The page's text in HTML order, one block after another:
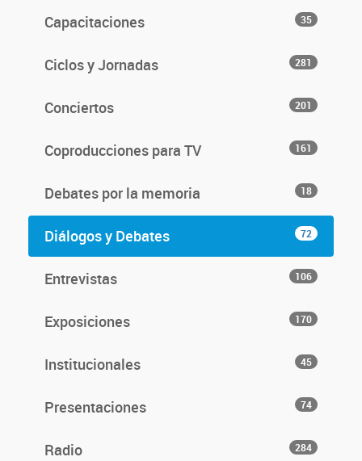
Capacitaciones 35
Ciclos y Jornadas 281
Conciertos 201
Coproducciones para TV 161
Debates por la memoria 18
Diálogos y Debates 72
Entrevistas 106
Exposiciones 170
Institucionales 45
Presentaciones 74
Radio 284